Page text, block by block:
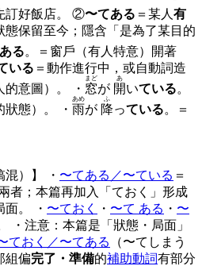
訂好飯店。 ②〜てある ＝某人 有
態保留至今；隱含「是為了某目的
る。＝窗戶（有人特意）開著
いる ＝動作進行中，或自動詞造
意圖）。 ・ 窓
まど
が 開
あ
いている。
態）。 ・ 雨
あめ
が 降
ふ
っている。＝
混）】 ・ 〜てある／〜ている ＝
者；本篇再加入「ておく」形成
。 ・ 〜ておく ・ 〜て ある ・ 〜
・注意：本篇是「狀態・局面」
ておく／〜てある
（〜てしまう
組偏完了・準備的補助動詞有部分